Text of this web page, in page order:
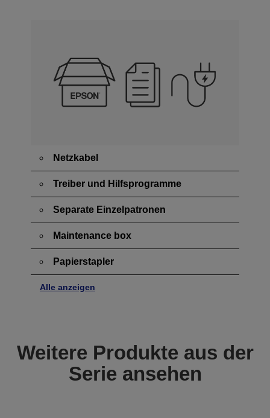
Netzkabel
Treiber und Hilfsprogramme
Separate Einzelpatronen
Maintenance box
Papierstapler
Alle anzeigen
Weitere Produkte aus der
Serie ansehen